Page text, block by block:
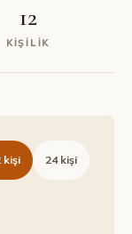
12
KIŞILIK
kişi 24kişi